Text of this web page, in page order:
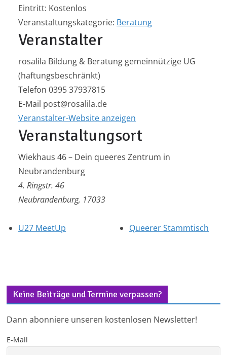
Eintritt: Kostenlos
Veranstaltungskategorie: Beratung
Veranstaltungsort
Wiekhaus 46 – Dein queeres Zentrum in
Neubrandenburg
4. Ringstr. 46
Neubrandenburg, 17033
Veranstalter
rosalila Bildung & Beratung gemeinnützige UG
(haftungsbeschränkt)
Telefon 0395 37937815
E-Mail post@rosalila.de
Veranstalter-Website anzeigen
U27 MeetUp Queerer Stammtisch
Keine Beiträge und Termine verpassen?
Dann abonniere unseren kostenlosen Newsletter!
E-Mail